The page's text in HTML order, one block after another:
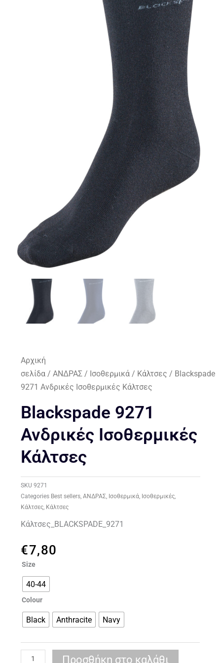
Αρχική
σελίδα /ΑΝΔΡΑΣ / Ισοθερμικά / Κάλτσες / Blackspade
9271 Ανδρικές Ισοθερμικές Κάλτσες
Blackspade 9271
Ανδρικές Ισοθερμικές
Κάλτσες
SKU9271
Categories Best sellers,ΑΝΔΡΑΣ, Ισοθερμικά, Ισοθερμικές,
Κάλτσες, Κάλτσες
Κάλτσες_BLACKSPADE_9271
€7,80
Size
40-44
Colour
Black Anthracite Navy
Blackspade
Ανδρικές
Ισοθερμικές
ποσότητα
Προσθήκη στο καλάθι